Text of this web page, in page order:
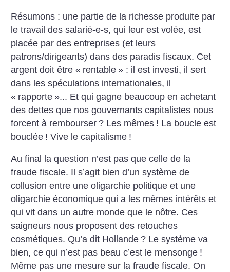
Résumons : une partie de la richesse produite par
le travail des salarié-e-s, qui leur est volée, est
placée par des entreprises (et leurs
patrons/dirigeants) dans des paradis fiscaux. Cet
argent doit être « rentable » : il est investi, il sert
dans les spéculations internationales, il
« rapporte »... Et qui gagne beaucoup en achetant
des dettes que nos gouvernants capitalistes nous
forcent à rembourser ? Les mêmes ! La boucle est
bouclée ! Vive le capitalisme !
Au final la question n’est pas que celle de la
fraude fiscale. Il s’agit bien d’un système de
collusion entre une oligarchie politique et une
oligarchie économique qui a les mêmes intérêts et
qui vit dans un autre monde que le nôtre. Ces
saigneurs nous proposent des retouches
cosmétiques. Qu’a dit Hollande ? Le système va
bien, ce qui n’est pas beau c’est le mensonge !
Même pas une mesure sur la fraude fiscale. On